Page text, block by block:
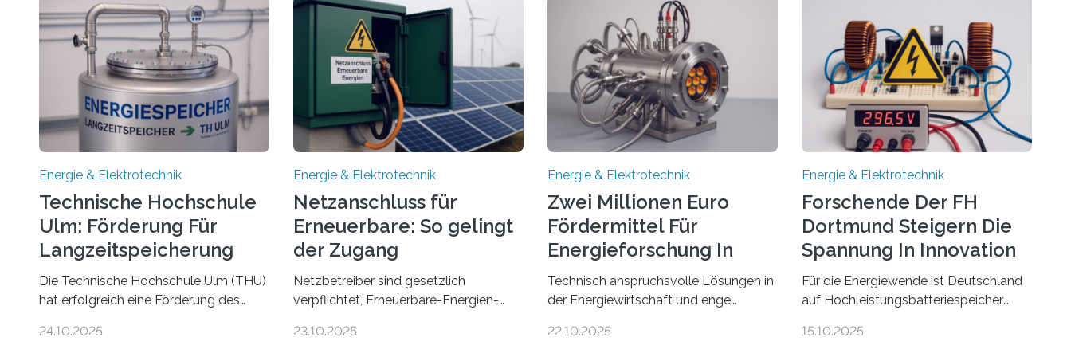
Energie & Elektrotechnik
Technische Hochschule
Ulm: Förderung Für
Langzeitspeicherung
von Energie
Die Technische Hochschule Ulm (THU)
hat erfolgreich eine Förderung des
Energiewirtschaft Baden-Württemberg
24.10.2025
Energie & Elektrotechnik
Netzanschluss für
Erneuerbare: So gelingt
der Zugang
Netzbetreiber sind gesetzlich
verpflichtet, Erneuerbare-Energien-
Stromnetz anzuschließen und die
23.10.2025
Energie & Elektrotechnik
Zwei Millionen Euro
Fördermittel Für
Energieforschung In
Regensburg
Technisch anspruchsvolle Lösungen in
der Energiewirtschaft und enge
der Region: Das zeichnet die beiden
22.10.2025
Energie & Elektrotechnik
Forschende Der FH
Dortmund Steigern Die
Spannung In Innovation
Für die Energiewende ist Deutschland
auf Hochleistungsbatteriespeicher
und Dunkelheit Strom bereitzustellen.
15.10.2025